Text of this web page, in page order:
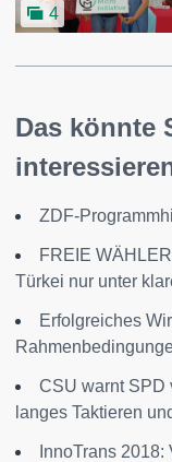
4
Das könnte
ZDF-
FREIE
Türkei nur unter
Erfolgreiches
CSU warnt SPD
langes Taktieren
InnoTrans